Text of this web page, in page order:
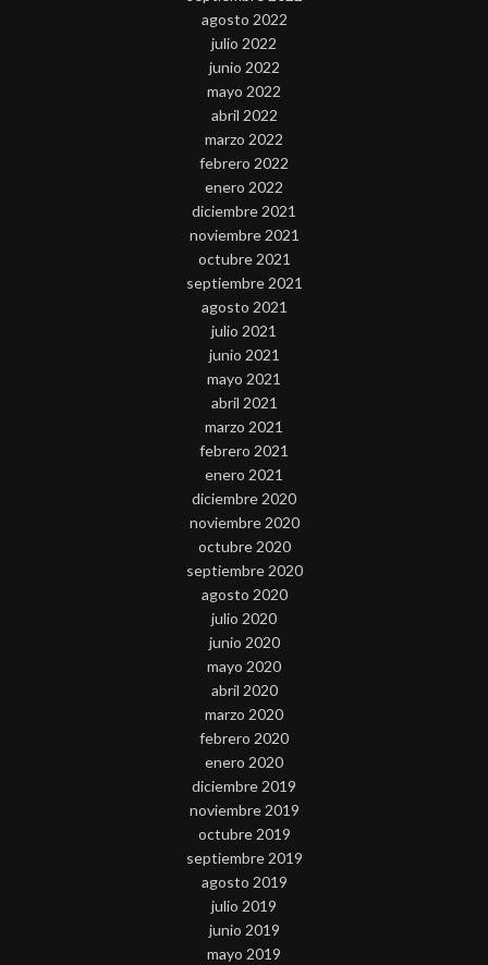
agosto 2022
julio 2022
junio 2022
mayo 2022
abril 2022
marzo 2022
febrero 2022
enero 2022
diciembre 2021
noviembre 2021
octubre 2021
septiembre 2021
agosto 2021
julio 2021
junio 2021
mayo 2021
abril 2021
marzo 2021
febrero 2021
enero 2021
diciembre 2020
noviembre 2020
octubre 2020
septiembre 2020
agosto 2020
julio 2020
junio 2020
mayo 2020
abril 2020
marzo 2020
febrero 2020
enero 2020
diciembre 2019
noviembre 2019
octubre 2019
septiembre 2019
agosto 2019
julio 2019
junio 2019
mayo 2019